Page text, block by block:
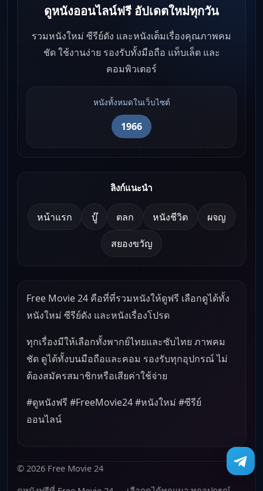
ดูหนังออนไลน์ฟรี อัปเดตใหม่ทุกวัน
รวมหนังใหม่ ซีรีย์ดัง และหนังเต็มเรื่องคุณภาพคม
ชัด ใช้งานง่าย รองรับทั้งมือถือ แท็บเล็ต และ
คอมพิวเตอร์
หนังทั้งหมดในเว็บไซต์
1966
ลิงก์แนะนำ
หน้าแรก บู๊ ตลก หนังชีวิต ผจญ
สยองขวัญ
Free Movie 24 คือที่ที่รวมหนังให้ดูฟรี เลือกดูได้ทั้ง
หนังใหม่ ซีรีย์ดัง และหนังเรื่องโปรด
ทุกเรื่องมีให้เลือกทั้งพากย์ไทยและซับไทย ภาพคม
ชัด ดูได้ทั้งบนมือถือและคอม รองรับทุกอุปกรณ์ ไม่
ต้องสมัครสมาชิกหรือเสียค่าใช้จ่าย
#ดูหนังฟรี #FreeMovie24 #หนังใหม่ #ซีรีย์
ออนไลน์
© 2026 Free Movie 24